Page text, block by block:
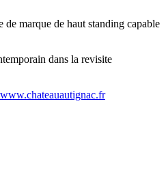
marque de haut standing capable
dans la revisite
www.chateauautignac.fr